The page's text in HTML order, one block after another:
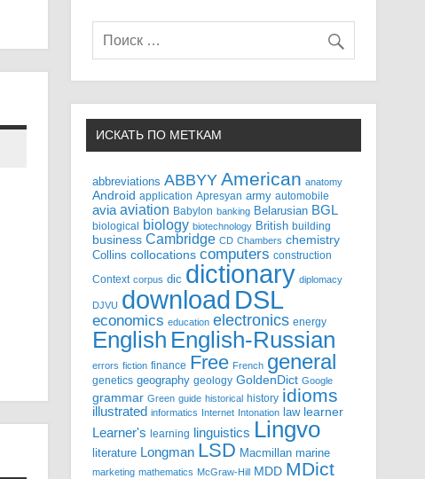
ИСКАТЬ ПО МЕТКАМ
abbreviations ABBYY American anatomy
Android application Apresyan army automobile
avia aviation Babylon banking Belarusian BGL
biological biology biotechnology British building
business Cambridge CD Chambers chemistry
Collins collocations computers construction
Context corpus dic dictionary diplomacy
DJVU download DSL
economics education electronics energy
English English-Russian
errors fiction finance Free French general
genetics geography geology GoldenDict Google
grammar Green guide historical history idioms
illustrated informatics Internet Intonation law learner
Learner's learning linguistics Lingvo
literature Longman LSD Macmillan marine
marketing mathematics McGraw-Hill MDD MDict